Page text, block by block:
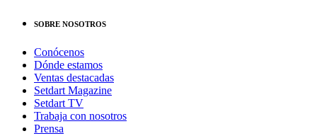
SOBRE NOSOTROS
Conócenos
Dónde estamos
Ventas destacadas
Setdart Magazine
Setdart TV
Trabaja con nosotros
Prensa